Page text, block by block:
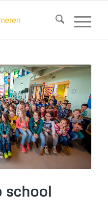
school